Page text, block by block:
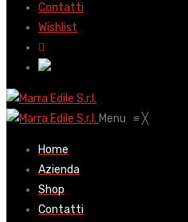
Contatti
Wishlist
Menu ≡╳
Home
Azienda
Shop
Contatti